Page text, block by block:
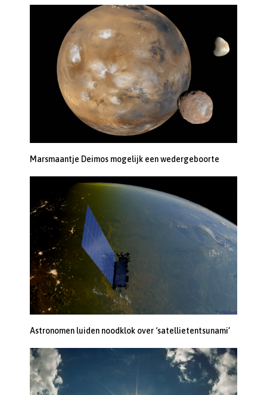
Marsmaantje Deimos mogelijk een wedergeboorte
Astronomen luiden noodklok over ‘satellietentsunami’